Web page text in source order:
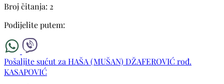
Broj čitanja: 2
Podijelite putem:
Pošaljite sućut za HAŠA (MUŠAN) DŽAFEROVIĆ rođ.
KASAPOVIĆ